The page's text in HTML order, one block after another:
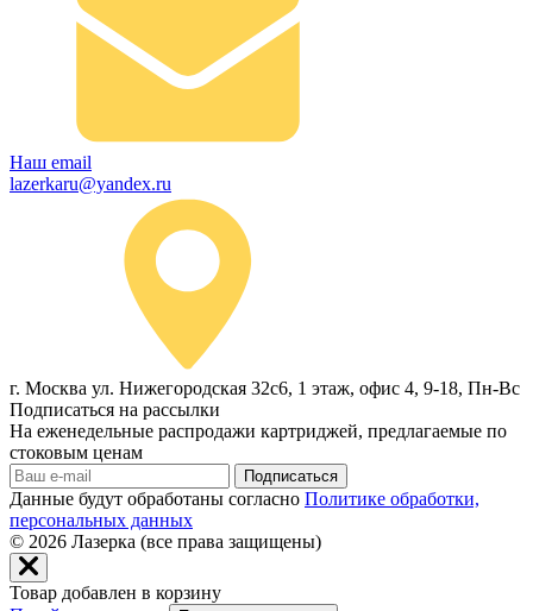
Наш email
lazerkaru@yandex.ru
г. Москва ул. Нижегородская 32с6, 1 этаж, офис 4, 9-18, Пн-Вс
Подписаться на рассылки
На еженедельные распродажи картриджей, предлагаемые по
стоковым ценам
Подписаться
Данные будут обработаны согласно Политике обработки,
персональных данных
© 2026 Лазерка (все права защищены)
Товар добавлен в корзину